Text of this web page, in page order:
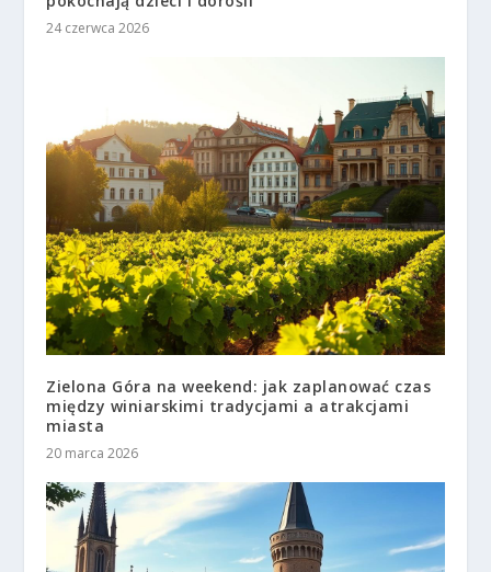
24 czerwca 2026
Zielona Góra na weekend: jak zaplanować czas
między winiarskimi tradycjami a atrakcjami
miasta
20 marca 2026